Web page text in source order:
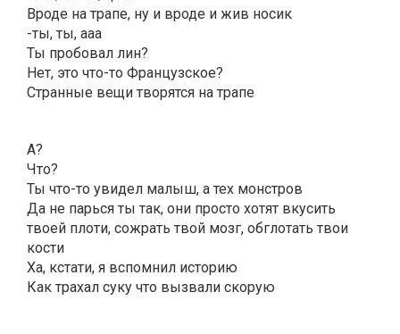
Вроде на трапе, ну и вроде и жив носик
-ты, ты, ааа
Ты пробовал лин?
Нет, это что-то Французское?
Странные вещи творятся на трапе
А?
Что?
Ты что-то увидел малыш, а тех монстров
Да не парься ты так, они просто хотят вкусить
твоей плоти, сожрать твой мозг, обглотать твои
кости
Ха, кстати, я вспомнил историю
Как трахал суку что вызвали скорую